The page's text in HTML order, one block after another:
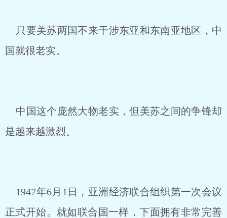
只要美苏两国不来干涉东亚和东南亚地区，中
国就很老实。
中国这个庞然大物老实，但美苏之间的争锋却
是越来越激烈。
1947年6月1日，亚洲经济联合组织第一次会议
正式开始。就如联合国一样，下面拥有非常完善